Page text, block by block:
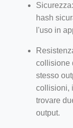
hash
l'uso in
collisione
stesso
collisioni,
trovare
output.